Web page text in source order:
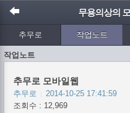
무용의상의
추무로 작업노트
작업노트
추무로 모바일웹
추무로
2014-10-25 17:41:59
조회수 : 12,969